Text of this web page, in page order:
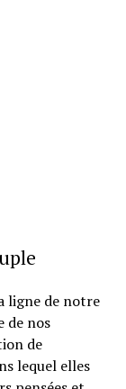
ligne de notre
de nos
de
lequel elles